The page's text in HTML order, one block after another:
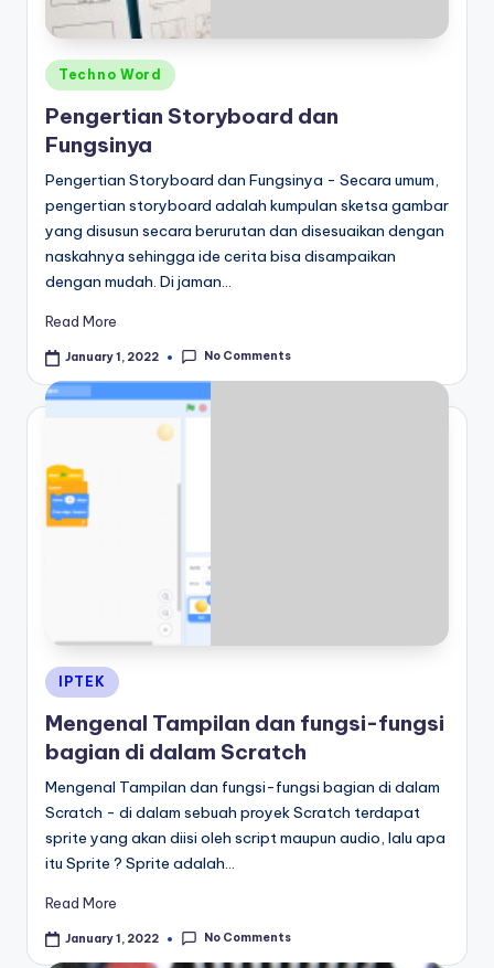
Posted
in
Techno Word
Pengertian Storyboard dan
Fungsinya
Pengertian Storyboard dan Fungsinya - Secara umum,
pengertian storyboard adalah kumpulan sketsa gambar
yang disusun secara berurutan dan disesuaikan dengan
naskahnya sehingga ide cerita bisa disampaikan
dengan mudah. Di jaman…
Read More
January 1, 2022 No Comments
Posted
in
IPTEK
Mengenal Tampilan dan fungsi-fungsi
bagian di dalam Scratch
Mengenal Tampilan dan fungsi-fungsi bagian di dalam
Scratch - di dalam sebuah proyek Scratch terdapat
sprite yang akan diisi oleh script maupun audio, lalu apa
itu Sprite ? Sprite adalah…
Read More
January 1, 2022 No Comments